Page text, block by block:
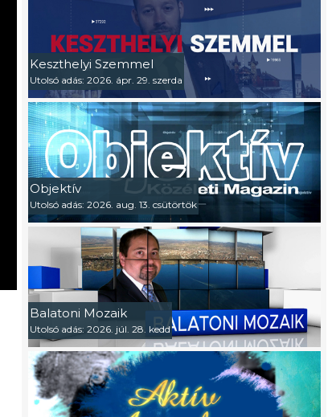
Keszthelyi Szemmel
Utolsó adás: 2026. ápr. 29. szerda
Objektív
Utolsó adás: 2026. aug. 13. csütörtök
Balatoni Mozaik
Utolsó adás: 2026. júl. 28. kedd